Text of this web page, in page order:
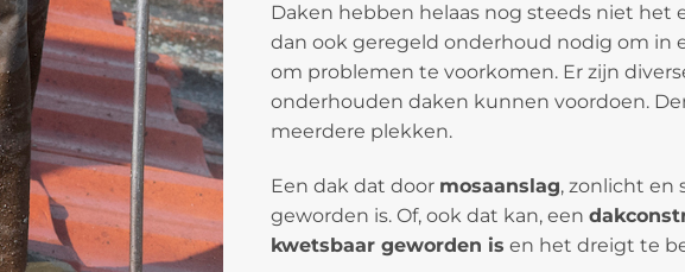
Daken hebben helaas nog steeds niet het
dan ook geregeld onderhoud nodig om in
om problemen te voorkomen. Er zijn
onderhouden daken kunnen voordoen.
meerdere plekken.
Een dak dat door mosaanslag, zonlicht en
geworden is. Of, ook dat kan, een
kwetsbaar geworden is en het dreigt te